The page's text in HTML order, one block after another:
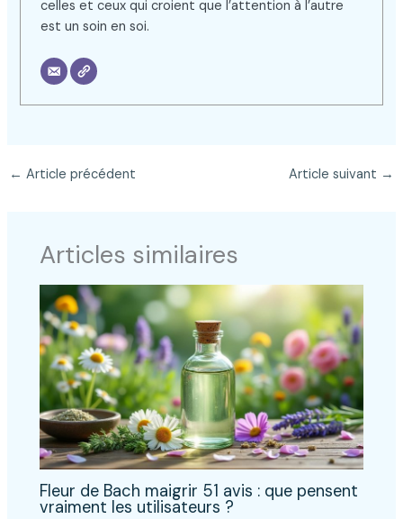
celles et ceux qui croient que l’attention à l’autre
est un soin en soi.
← Article précédent Article suivant →
Articles similaires
Fleur de Bach maigrir 51 avis : que pensent
vraiment les utilisateurs ?